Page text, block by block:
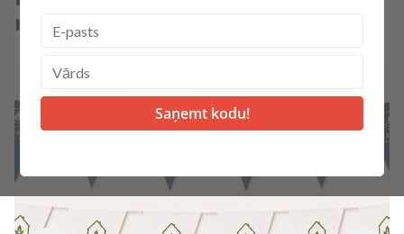
metrs)